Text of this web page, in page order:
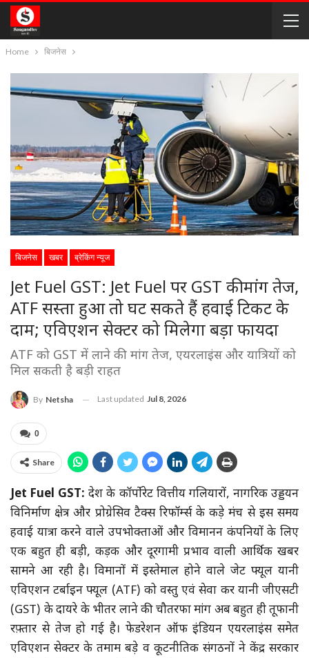
Home बिजनेस
बिजनेस खबर ब्रेकिंग न्यूज
Jet Fuel GST: Jet Fuel पर GST की मांग तेज,
ATF सस्ता हुआ तो घट सकते हैं हवाई टिकट के
दाम; एविएशन सेक्टर को मिलेगा बड़ा फायदा
ATF को GST में लाने की मांग तेज, एयरलाइंस और यात्रियों को
मिल सकती है बड़ी राहत
By Netsha Last updated Jul 8, 2026
0
Share
Jet Fuel GST: देश के कॉर्पोरेट वित्तीय गलियारों, नागरिक उड्डयन
विनिर्माण क्षेत्र और प्रोग्रेसिव टैक्स रिफॉर्म्स के कड़े मंच से इस समय
हवाई यात्रा करने वाले उपभोक्ताओं और विमानन कंपनियों के लिए
एक बहुत ही बड़ी, कड़क और दूरगामी प्रभाव वाली आर्थिक खबर
सामने आ रही है। विमानों में इस्तेमाल होने वाले जेट फ्यूल यानी
एविएशन टर्बाइन फ्यूल (ATF) को वस्तु एवं सेवा कर यानी जीएसटी
(GST) के दायरे के भीतर लाने की चौतरफा मांग अब बहुत ही तूफानी
रफ़्तार से तेज हो गई है। फेडरेशन ऑफ इंडियन एयरलाइंस समेत
एविएशन सेक्टर के तमाम बड़े व कूटनीतिक संगठनों ने केंद्र सरकार